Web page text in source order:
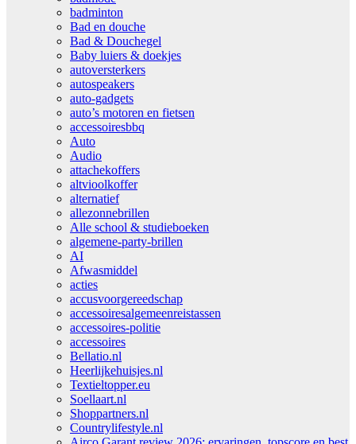
badminton
Bad en douche
Bad & Douchegel
Baby luiers & doekjes
autoversterkers
autospeakers
auto-gadgets
auto’s motoren en fietsen
accessoiresbbq
Auto
Audio
attachekoffers
altvioolkoffer
alternatief
allezonnebrillen
Alle school & studieboeken
algemene-party-brillen
AI
Afwasmiddel
acties
accusvoorgereedschap
accessoiresalgemeenreistassen
accessoires-politie
accessoires
Bellatio.nl
Heerlijkehuisjes.nl
Textieltopper.eu
Soellaart.nl
Shoppartners.nl
Countrylifestyle.nl